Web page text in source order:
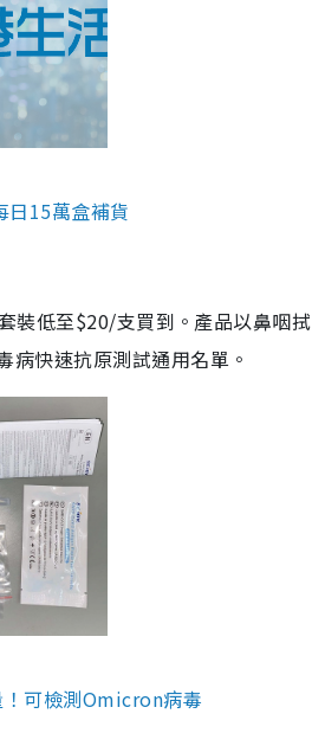
日15萬盒補貨
裝低至$20/支買到。產品以鼻咽
快速抗原測試通用名單。
可檢測Omicron病毒